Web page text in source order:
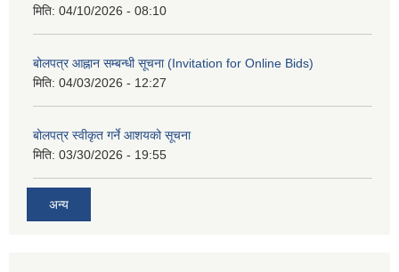
मिति: 04/10/2026 - 08:10
बोलपत्र आह्नान सम्बन्धी सूचना (Invitation for Online Bids)
मिति: 04/03/2026 - 12:27
बोलपत्र स्वीकृत गर्ने आशयको सूचना
मिति: 03/30/2026 - 19:55
अन्य